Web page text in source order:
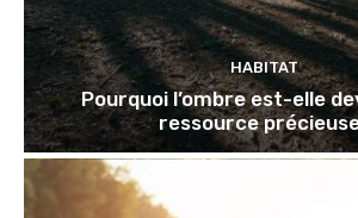
HABITAT
Pourquoi l’ombre est-elle
ressource